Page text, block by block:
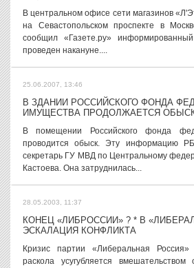
В центральном офисе сети магазинов
на Севастопольском проспекте в
сообщил «Газете.ру»
проведен накануне....
25.06.2007, 13:46
В ЗДАНИИ РОССИЙСКОГО ФОНДА
ИМУЩЕСТВА ПРОДОЛЖАЕТСЯ
В помещении Российского фонда
проводится обыск. Эту информацию
секретарь ГУ МВД по Центральному
Кастоева. Она затруднилась...
28.05.2003, 11:37
КОНЕЦ «ЛИБРОССИИ» ? * В
ЭСКАЛАЦИЯ КОНФЛИКТА
Кризис партии «Либеральная
раскола усугубляется вмешательством